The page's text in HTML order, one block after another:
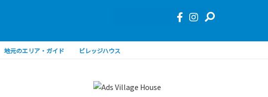
地元のエリア・ガイド ビレッジハウス